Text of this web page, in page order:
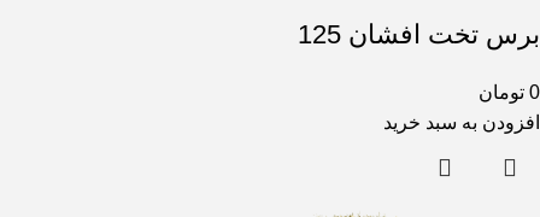
برس تخت افشان 125
0 تومان
افزودن به سبد خرید